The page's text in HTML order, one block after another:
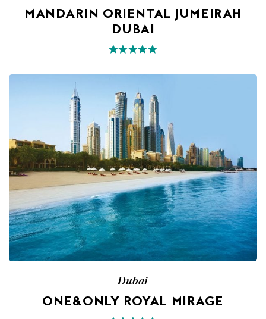
MANDARIN ORIENTAL JUMEIRAH
DUBAI
Dubai
ONE&ONLY ROYAL MIRAGE